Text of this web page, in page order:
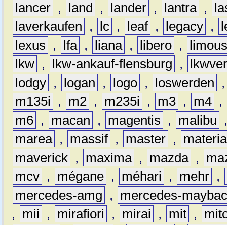
lancer , land , lander , lantra ,
laverkaufen
, lc , leaf , legacy ,
lexus
, lfa , liana , libero ,
lkw , lkw-ankauf-flensburg ,
lodgy , logan , logo , loswerden
m135i
, m2 , m235i , m3 , m4 ,
m6 , macan , magentis , malibu
marea , massif , master ,
materia
maverick , maxima , mazda ,
mcv , mégane , méhari , mehr ,
mercedes-amg
,
mercedes-
,
mii , mirafiori , mirai , mit ,